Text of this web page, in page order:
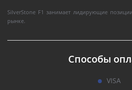
SilverStone F1 занимает лидирующие
рынке.
Способы
VISA